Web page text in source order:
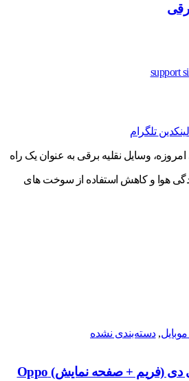
support
لینکدین تلگرام
وسایل نقلیه برقی به عنوان یک راه
هوا و کاهش استفاده از سوخت های
,دسته‌بندی نشده
راهنمای تعویض ال سی دی (فریم + صفحه نمایش) Oppo